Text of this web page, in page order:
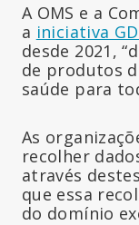
A OMS e a
a iniciativa
desde 2021,
de produtos
saúde para
As
recolher
através
que essa
do domínio